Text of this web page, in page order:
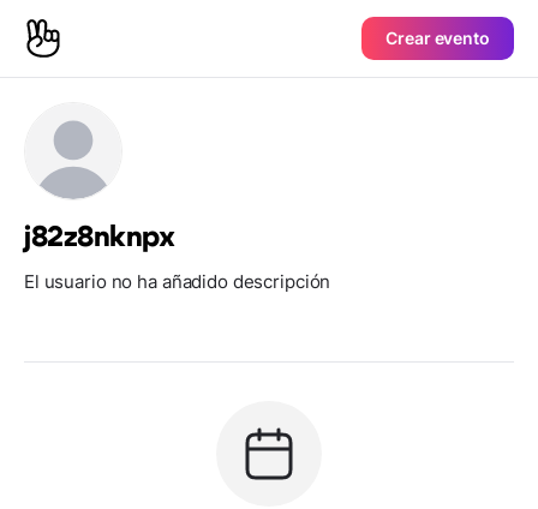
Crear evento
j82z8nknpx
El usuario no ha añadido descripción